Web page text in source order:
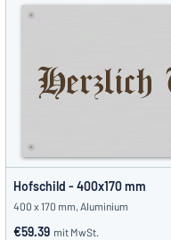
Hofschild - 400x170 mm
400 x 170 mm, Aluminium
€59.39 mit MwSt.